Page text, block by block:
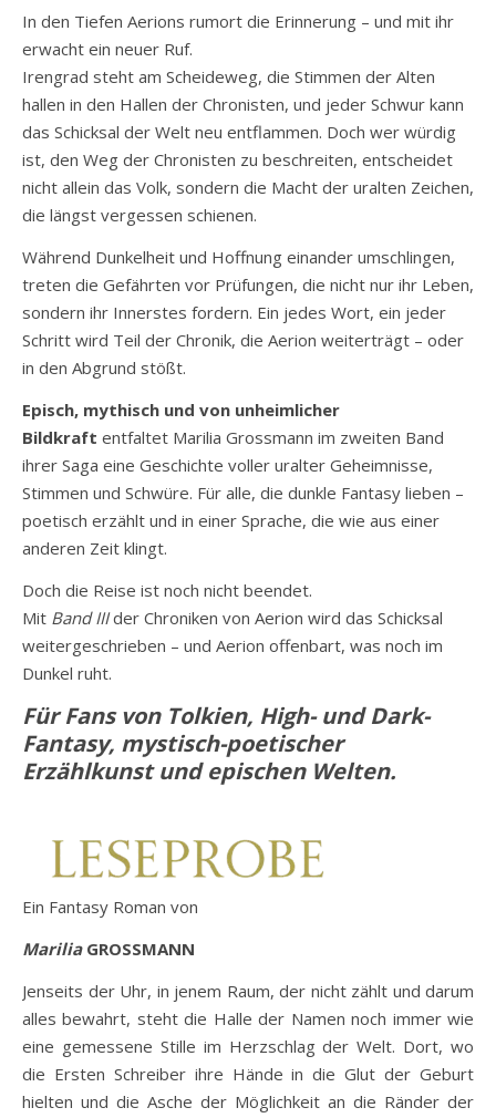
In den Tiefen Aerions rumort die Erinnerung – und mit ihr
erwacht ein neuer Ruf.
Irengrad steht am Scheideweg, die Stimmen der Alten
hallen in den Hallen der Chronisten, und jeder Schwur kann
das Schicksal der Welt neu entflammen. Doch wer würdig
ist, den Weg der Chronisten zu beschreiten, entscheidet
nicht allein das Volk, sondern die Macht der uralten Zeichen,
die längst vergessen schienen.
Während Dunkelheit und Hoffnung einander umschlingen,
treten die Gefährten vor Prüfungen, die nicht nur ihr Leben,
sondern ihr Innerstes fordern. Ein jedes Wort, ein jeder
Schritt wird Teil der Chronik, die Aerion weiterträgt – oder
in den Abgrund stößt.
Episch, mythisch und von unheimlicher
Bildkraft entfaltet Marilia Grossmann im zweiten Band
ihrer Saga eine Geschichte voller uralter Geheimnisse,
Stimmen und Schwüre. Für alle, die dunkle Fantasy lieben –
poetisch erzählt und in einer Sprache, die wie aus einer
anderen Zeit klingt.
Doch die Reise ist noch nicht beendet.
Mit Band IIIder Chroniken von Aerion wird das Schicksal
weitergeschrieben – und Aerion offenbart, was noch im
Dunkel ruht.
Für Fans von Tolkien, High- und Dark-
Fantasy, mystisch-poetischer
Erzählkunst und epischen Welten.
Ein Fantasy Roman von
MariliaGROSSMANN
Jenseits der Uhr, in jenem Raum, der nicht zählt und darum
alles bewahrt, steht die Halle der Namen noch immer wie
eine gemessene Stille im Herzschlag der Welt. Dort, wo
die Ersten Schreiber ihre Hände in die Glut der Geburt
hielten und die Asche der Möglichkeit an die Ränder der